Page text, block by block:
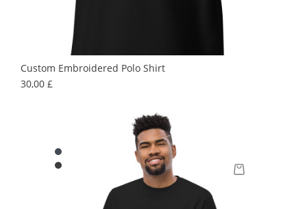
Custom Embroidered Polo Shirt
30,00 £